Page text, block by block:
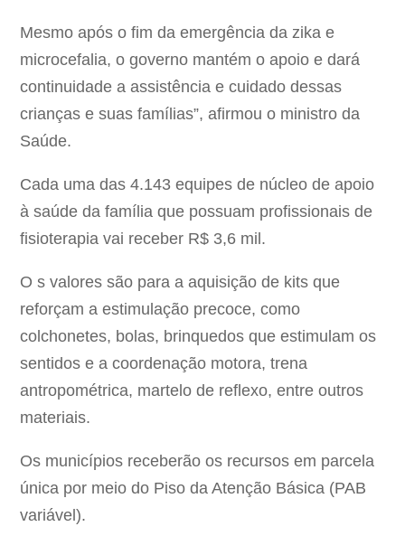
Mesmo após o fim da emergência da zika e
microcefalia, o governo mantém o apoio e dará
continuidade a assistência e cuidado dessas
crianças e suas famílias”, afirmou o ministro da
Saúde.
Cada uma das 4.143 equipes de núcleo de apoio
à saúde da família que possuam profissionais de
fisioterapia vai receber R$ 3,6 mil.
O s valores são para a aquisição de kits que
reforçam a estimulação precoce, como
colchonetes, bolas, brinquedos que estimulam os
sentidos e a coordenação motora, trena
antropométrica, martelo de reflexo, entre outros
materiais.
Os municípios receberão os recursos em parcela
única por meio do Piso da Atenção Básica (PAB
variável).